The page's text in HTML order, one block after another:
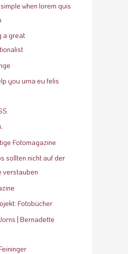
when lorem quis
a great
you urna eu felis
Fotomagazine
sollten nicht auf der
verstauben
Fotobücher
| Bernadette